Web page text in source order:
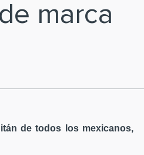
marca
de todos los mexicanos,